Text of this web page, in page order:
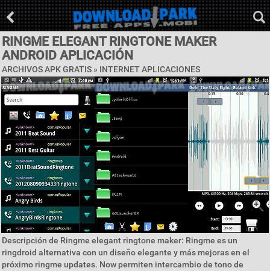
RINGME ELEGANT RINGTONE MAKER
ANDROID APLICACIÓN
ARCHIVOS APK GRATIS » INTERNET APLICACIONES
Descripción de Ringme elegant ringtone maker: Ringme es un
ringdroid alternativa con un diseño elegante y más mejoras en el
próximo ringme updates. Now permiten intercambio de tono de